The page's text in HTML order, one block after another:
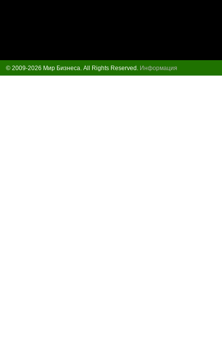
© 2009-2026 Мир Бизнеса. All Rights Reserved. Информация